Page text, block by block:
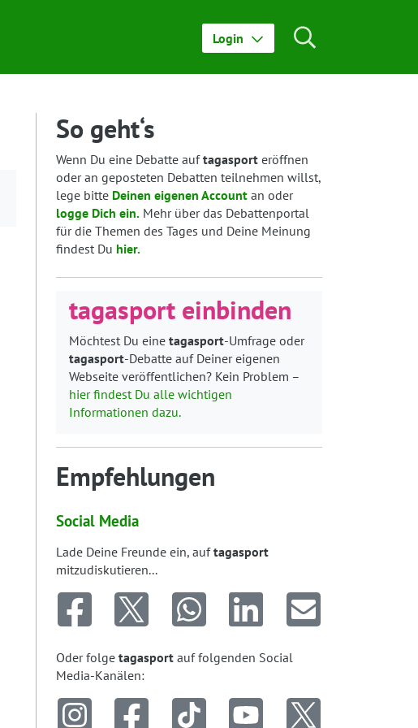
Login
So geht‘s
Wenn Du eine Debatte auftagasporteröffnen
oder an geposteten Debatten teilnehmen willst,
lege bitte Deinen eigenen Accountan oder
logge Dich ein.Mehr über das Debattenportal
für die Themen des Tages und Deine Meinung
findest Du hier.
tagasport einbinden
Möchtest Du eine tagasport-Umfrage oder
tagasport-Debatte auf Deiner eigenen
Webseite veröffentlichen? Kein Problem –
hier findest Du alle wichtigen
Informationen dazu.
Empfehlungen
Social Media
Lade Deine Freunde ein, auftagasport
mitzudiskutieren...
Oder folge tagasportauf folgenden Social
Media-Kanälen: